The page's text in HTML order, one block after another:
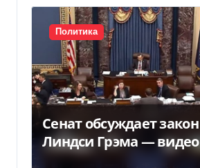
Политика
Сенат обсуждает закон
Линдси Грэма — видео